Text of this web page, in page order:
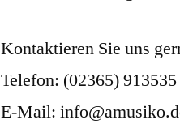
Kontaktieren Sie uns
Telefon: (02365) 913535
E-Mail: